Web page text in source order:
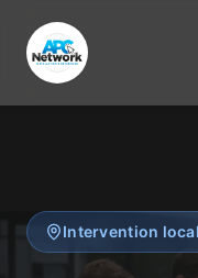
Intervention